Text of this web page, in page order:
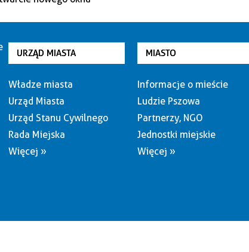
URZĄD MIASTA
Władze miasta
Urząd Miasta
Urząd Stanu Cywilnego
Rada Miejska
Więcej »
MIASTO
Informacje o mieście
Ludzie Pszowa
Partnerzy, NGO
Jednostki miejskie
Więcej »